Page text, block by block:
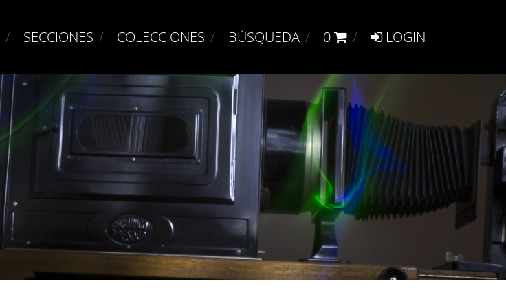
SECCIONES COLECCIONES BÚSQUEDA 0 LOGIN